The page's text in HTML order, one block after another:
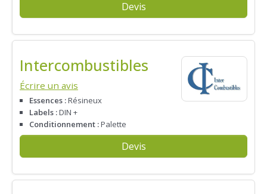
Devis
Intercombustibles
Écrire un avis
Essences :Résineux
Labels :DIN +
Conditionnement :Palette
Devis